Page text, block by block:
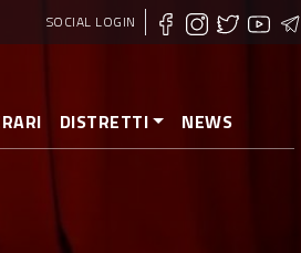
SOCIAL LOGIN
DISTRETTI NEWS